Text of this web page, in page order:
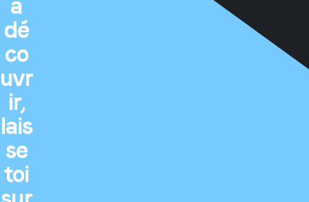
à
dé
co
uvr
ir,
lais
se
toi